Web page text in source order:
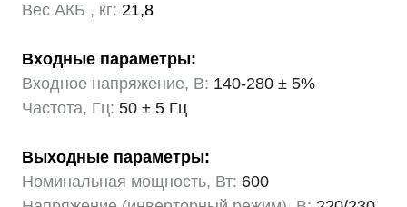
Вес АКБ , кг: 21,8
Входные параметры:
Входное напряжение, В: 140-280 ± 5%
Частота, Гц: 50 ± 5 Гц
Выходные параметры:
Номинальная мощность, Вт: 600